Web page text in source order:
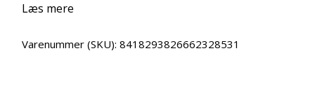
Læs mere
Varenummer (SKU):8418293826662328531